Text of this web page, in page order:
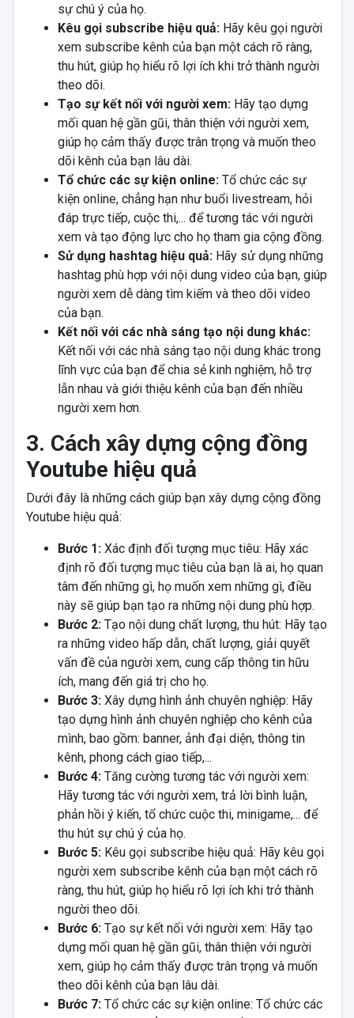
sự chú ý của họ.
Kêu gọi subscribe hiệu quả:Hãy kêu gọi người
xem subscribe kênh của bạn một cách rõ ràng,
thu hút, giúp họ hiểu rõ lợi ích khi trở thành người
theo dõi.
Tạo sự kết nối với người xem:Hãy tạo dựng
mối quan hệ gần gũi, thân thiện với người xem,
giúp họ cảm thấy được trân trọng và muốn theo
dõi kênh của bạn lâu dài.
Tổ chức các sự kiện online:Tổ chức các sự
kiện online, chẳng hạn như buổi livestream, hỏi
đáp trực tiếp, cuộc thi,... để tương tác với người
xem và tạo động lực cho họ tham gia cộng đồng.
Sử dụng hashtag hiệu quả:Hãy sử dụng những
hashtag phù hợp với nội dung video của bạn, giúp
người xem dễ dàng tìm kiếm và theo dõi video
của bạn.
Kết nối với các nhà sáng tạo nội dung khác:
Kết nối với các nhà sáng tạo nội dung khác trong
lĩnh vực của bạn để chia sẻ kinh nghiệm, hỗ trợ
lẫn nhau và giới thiệu kênh của bạn đến nhiều
người xem hơn.
3. Cách xây dựng cộng đồng
Youtube hiệu quả
Dưới đây là những cách giúp bạn xây dựng cộng đồng
Youtube hiệu quả:
Bước 1:Xác định đối tượng mục tiêu: Hãy xác
định rõ đối tượng mục tiêu của bạn là ai, họ quan
tâm đến những gì, họ muốn xem những gì, điều
này sẽ giúp bạn tạo ra những nội dung phù hợp.
Bước 2:Tạo nội dung chất lượng, thu hút: Hãy tạo
ra những video hấp dẫn, chất lượng, giải quyết
vấn đề của người xem, cung cấp thông tin hữu
ích, mang đến giá trị cho họ.
Bước 3:Xây dựng hình ảnh chuyên nghiệp: Hãy
tạo dựng hình ảnh chuyên nghiệp cho kênh của
mình, bao gồm: banner, ảnh đại diện, thông tin
kênh, phong cách giao tiếp,...
Bước 4:Tăng cường tương tác với người xem:
Hãy tương tác với người xem, trả lời bình luận,
phản hồi ý kiến, tổ chức cuộc thi, minigame,... để
thu hút sự chú ý của họ.
Bước 5:Kêu gọi subscribe hiệu quả: Hãy kêu gọi
người xem subscribe kênh của bạn một cách rõ
ràng, thu hút, giúp họ hiểu rõ lợi ích khi trở thành
người theo dõi.
Bước 6:Tạo sự kết nối với người xem: Hãy tạo
dựng mối quan hệ gần gũi, thân thiện với người
xem, giúp họ cảm thấy được trân trọng và muốn
theo dõi kênh của bạn lâu dài.
Bước 7:Tổ chức các sự kiện online: Tổ chức các